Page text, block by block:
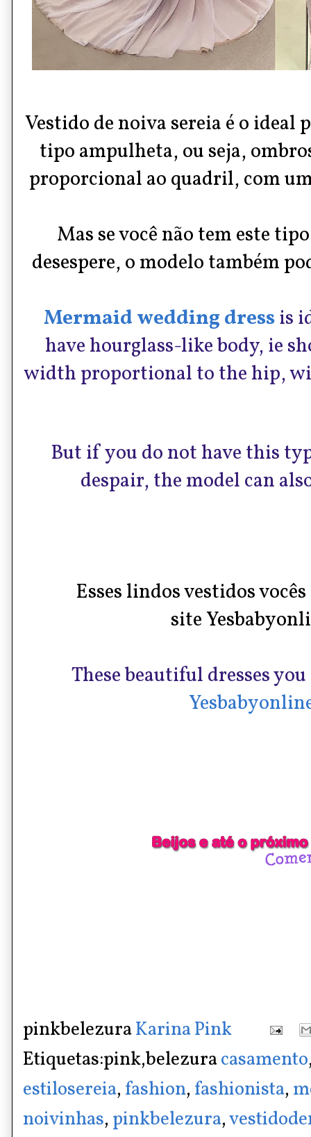
Vestido de noiva sereia é o ideal
tipo ampulheta, ou seja,
proporcional ao quadril, com
Mas se você não tem este
desespere, o modelo também
Mermaid wedding dressis
have hourglass-like body, ie
width proportional to the hip,
But if you do not have this
despair, the model can
Esses lindos vestidos
site
These beautiful dresses
pinkbelezuraKarina Pink
Etiquetas:pink,belezuracasamento
estilosereia, fashion, fashionista,
noivinhas, pinkbelezura,